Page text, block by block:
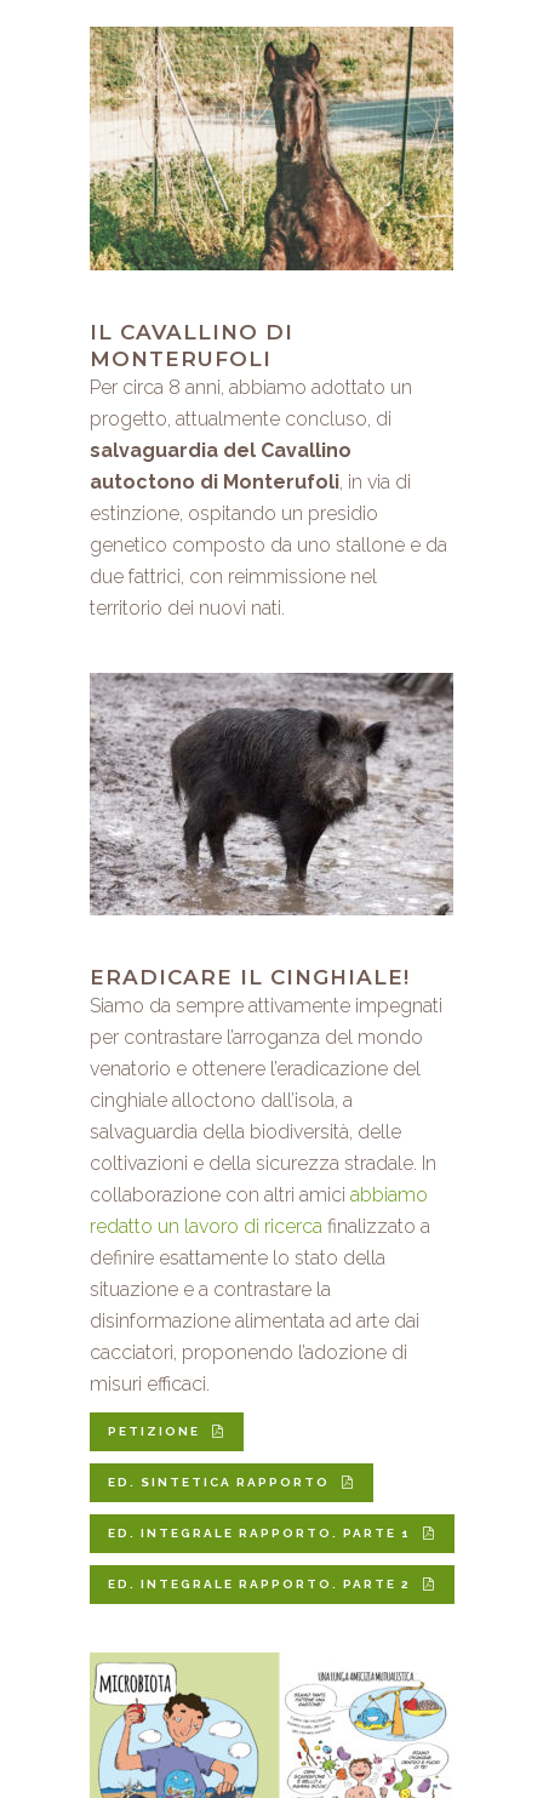
IL CAVALLINO DI
MONTERUFOLI
Per circa 8 anni, abbiamo adottato un
progetto, attualmente concluso, di
salvaguardia del Cavallino
autoctono di Monterufoli, in via di
estinzione, ospitando un presidio
genetico composto da uno stallone e da
due fattrici, con reimmissione nel
territorio dei nuovi nati.
ERADICARE IL CINGHIALE!
Siamo da sempre attivamente impegnati
per contrastare l’arroganza del mondo
venatorio e ottenere l’eradicazione del
cinghiale alloctono dall’isola, a
salvaguardia della biodiversità, delle
coltivazioni e della sicurezza stradale. In
collaborazione con altri amici abbiamo
redatto un lavoro di ricerca finalizzato a
definire esattamente lo stato della
situazione e a contrastare la
disinformazione alimentata ad arte dai
cacciatori, proponendo l’adozione di
misuri efficaci.
PETIZIONE
ED. SINTETICA RAPPORTO
ED. INTEGRALE RAPPORTO. PARTE 1
ED. INTEGRALE RAPPORTO. PARTE 2